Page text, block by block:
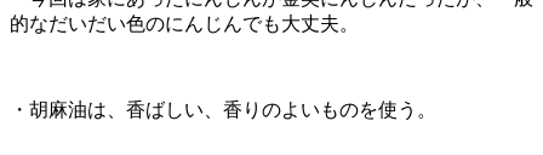
的なだいだい色のにんじんでも大丈夫。
・胡麻油は、香ばしい、香りのよいものを使う。